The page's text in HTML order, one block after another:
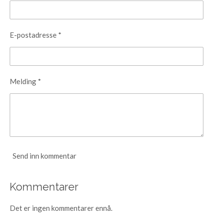
E-postadresse *
Melding *
Send inn kommentar
Kommentarer
Det er ingen kommentarer ennå.